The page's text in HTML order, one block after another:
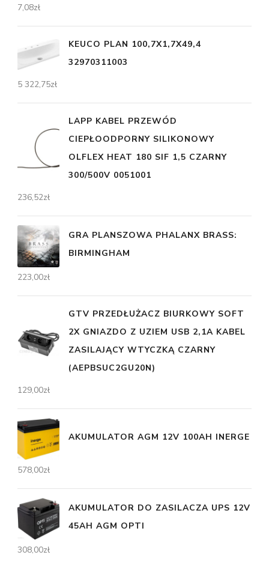
7,08zł
KEUCO PLAN 100,7X1,7X49,4
32970311003
5 322,75zł
LAPP KABEL PRZEWÓD
CIEPŁOODPORNY SILIKONOWY
OLFLEX HEAT 180 SIF 1,5 CZARNY
300/500V 0051001
236,52zł
GRA PLANSZOWA PHALANX BRASS:
BIRMINGHAM
223,00zł
GTV PRZEDŁUŻACZ BIURKOWY SOFT
2X GNIAZDO Z UZIEM USB 2,1A KABEL
ZASILAJĄCY WTYCZKĄ CZARNY
(AEPBSUC2GU20N)
129,00zł
AKUMULATOR AGM 12V 100AH INERGE
578,00zł
AKUMULATOR DO ZASILACZA UPS 12V
45AH AGM OPTI
308,00zł